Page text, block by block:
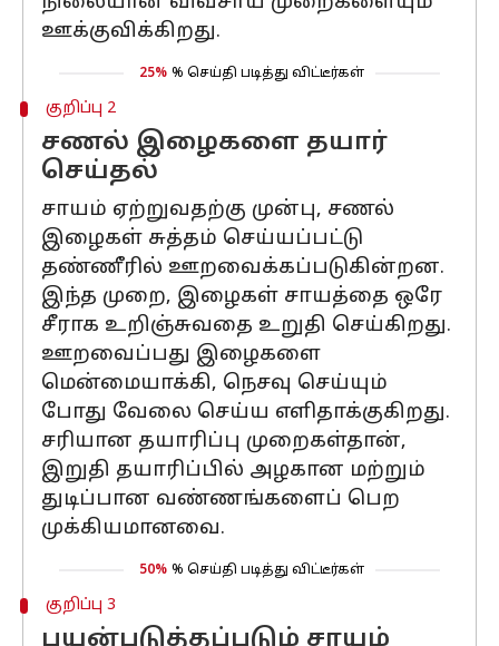
ஊக்குவிக்கிறது.
25% % செய்தி படித்து விட்டீர்கள்
குறிப்பு 2
சணல் இழைகளை தயார்
செய்தல்
சாயம் ஏற்றுவதற்கு முன்பு, சணல்
இழைகள் சுத்தம் செய்யப்பட்டு
தண்ணீரில் ஊறவைக்கப்படுகின்றன.
இந்த முறை, இழைகள் சாயத்தை ஒரே
சீராக உறிஞ்சுவதை உறுதி செய்கிறது.
ஊறவைப்பது இழைகளை
மென்மையாக்கி, நெசவு செய்யும்
போது வேலை செய்ய எளிதாக்குகிறது.
சரியான தயாரிப்பு முறைகள்தான்,
இறுதி தயாரிப்பில் அழகான மற்றும்
துடிப்பான வண்ணங்களைப் பெற
முக்கியமானவை.
50% % செய்தி படித்து விட்டீர்கள்
குறிப்பு 3
பயன்படுத்தப்படும் சாயம்